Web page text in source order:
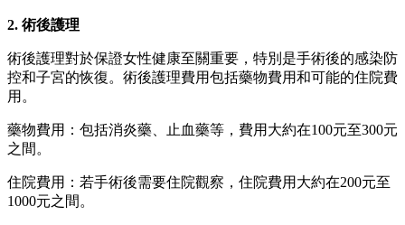
2. 術後護理
術後護理對於保證女性健康至關重要，特別是手術後的感染防
控和子宮的恢復。術後護理費用包括藥物費用和可能的住院費
用。
藥物費用：包括消炎藥、止血藥等，費用大約在100元至300元
之間。
住院費用：若手術後需要住院觀察，住院費用大約在200元至
1000元之間。